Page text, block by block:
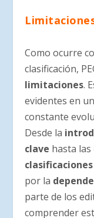
Como ocurre
clasificación,
limitaciones.
evidentes en
constante
Desde la
clave hasta las
por la
parte de los
comprender